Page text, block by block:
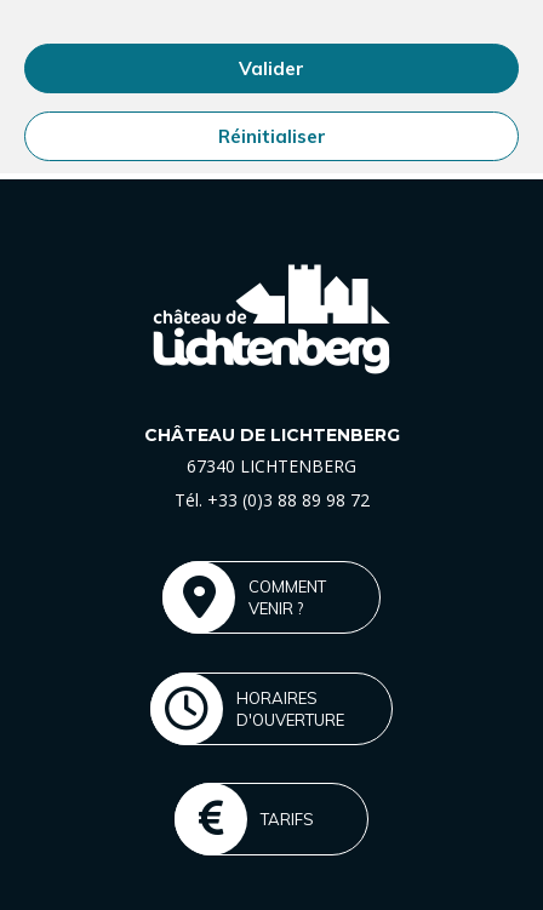
Valider
Réinitialiser
CHÂTEAU DE LICHTENBERG
67340 LICHTENBERG
Tél. +33 (0)3 88 89 98 72
COMMENT
VENIR ?
HORAIRES
D'OUVERTURE
TARIFS